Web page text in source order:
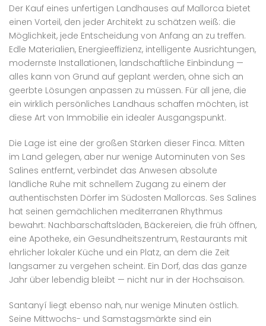
Der Kauf eines unfertigen Landhauses auf Mallorca bietet
einen Vorteil, den jeder Architekt zu schätzen weiß: die
Möglichkeit, jede Entscheidung von Anfang an zu treffen.
Edle Materialien, Energieeffizienz, intelligente Ausrichtungen,
modernste Installationen, landschaftliche Einbindung —
alles kann von Grund auf geplant werden, ohne sich an
geerbte Lösungen anpassen zu müssen. Für all jene, die
ein wirklich persönliches Landhaus schaffen möchten, ist
diese Art von Immobilie ein idealer Ausgangspunkt.
Die Lage ist eine der großen Stärken dieser Finca. Mitten
im Land gelegen, aber nur wenige Autominuten von Ses
Salines entfernt, verbindet das Anwesen absolute
ländliche Ruhe mit schnellem Zugang zu einem der
authentischsten Dörfer im Südosten Mallorcas. Ses Salines
hat seinen gemächlichen mediterranen Rhythmus
bewahrt: Nachbarschaftsläden, Bäckereien, die früh öffnen,
eine Apotheke, ein Gesundheitszentrum, Restaurants mit
ehrlicher lokaler Küche und ein Platz, an dem die Zeit
langsamer zu vergehen scheint. Ein Dorf, das das ganze
Jahr über lebendig bleibt — nicht nur in der Hochsaison.
Santanyí liegt ebenso nah, nur wenige Minuten östlich.
Seine Mittwochs- und Samstagsmärkte sind ein